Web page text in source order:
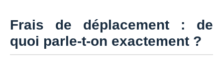
Frais de déplacement : de
quoi parle-t-on exactement ?